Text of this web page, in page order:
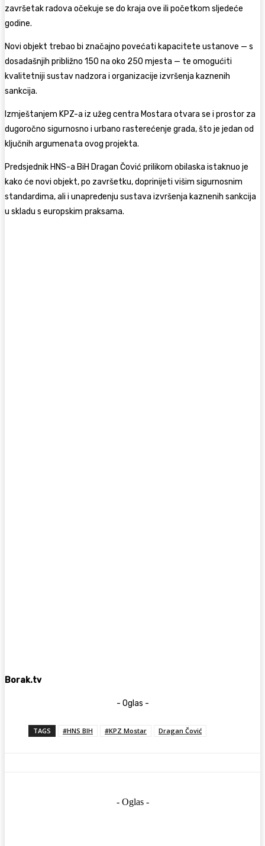
završetak radova očekuje se do kraja ove ili početkom sljedeće
godine.
Novi objekt trebao bi značajno povećati kapacitete ustanove — s
dosadašnjih približno 150 na oko 250 mjesta — te omogućiti
kvalitetniji sustav nadzora i organizacije izvršenja kaznenih
sankcija.
Izmještanjem KPZ-a iz užeg centra Mostara otvara se i prostor za
dugoročno sigurnosno i urbano rasterećenje grada, što je jedan od
ključnih argumenata ovog projekta.
Predsjednik HNS-a BiH Dragan Čović prilikom obilaska istaknuo je
kako će novi objekt, po završetku, doprinijeti višim sigurnosnim
standardima, ali i unapređenju sustava izvršenja kaznenih sankcija
u skladu s europskim praksama.
Borak.tv
- Oglas -
TAGS #HNS BIH #KPZ Mostar Dragan Čović
- Oglas -